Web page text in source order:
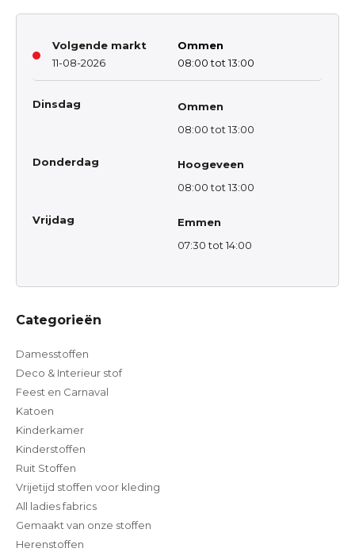
Volgende markt
11-08-2026
Ommen
08:00 tot 13:00
Dinsdag
Ommen
08:00 tot 13:00
Donderdag
Hoogeveen
08:00 tot 13:00
Vrijdag
Emmen
07:30 tot 14:00
Categorieën
Damesstoffen
Deco & Interieur stof
Feest en Carnaval
Katoen
Kinderkamer
Kinderstoffen
Ruit Stoffen
Vrijetijd stoffen voor kleding
All ladies fabrics
Gemaakt van onze stoffen
Herenstoffen